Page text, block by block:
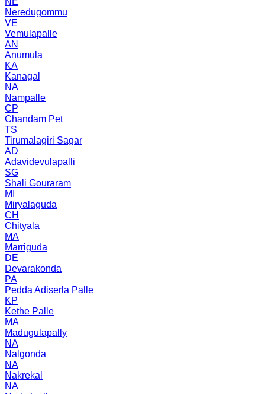
Neredugommu
VE
Vemulapalle
AN
Anumula
KA
Kanagal
NA
Nampalle
CP
Chandam Pet
TS
Tirumalagiri Sagar
AD
Adavidevulapalli
SG
Shali Gouraram
MI
Miryalaguda
CH
Chityala
MA
Marriguda
DE
Devarakonda
PA
Pedda Adiserla Palle
KP
Kethe Palle
MA
Madugulapally
NA
Nalgonda
NA
Nakrekal
NA